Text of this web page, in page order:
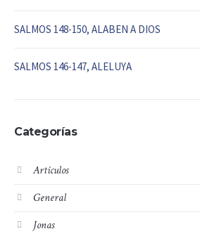
SALMOS 148-150, ALABEN A DIOS
SALMOS 146-147, ALELUYA
Categorías
Artículos
General
Jonas